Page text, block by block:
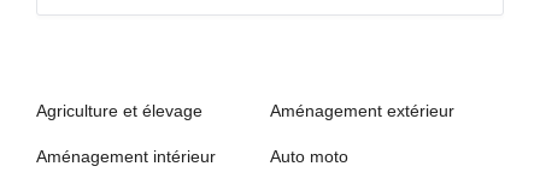
Agriculture et élevage Aménagement extérieur
Aménagement intérieur Auto moto